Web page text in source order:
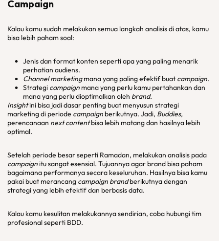
Campaign
Kalau kamu sudah melakukan semua langkah analisis di atas, kamu
bisa lebih paham soal:
Jenis dan format konten seperti apa yang paling menarik
perhatian audiens.
Channel marketingmana yang paling efektif buat campaign.
Strategi campaign mana yang perlu kamu pertahankan dan
mana yang perlu dioptimalkan oleh brand.
Insightini bisa jadi dasar penting buat menyusun strategi
marketing di periode campaign berikutnya. Jadi, Buddies,
perencanaan next contentbisa lebih matang dan hasilnya lebih
optimal.
Setelah periode besar seperti Ramadan, melakukan analisis pada
campaignitu sangat esensial. Tujuannya agar brand bisa paham
bagaimana performanya secara keseluruhan. Hasilnya bisa kamu
pakai buat merancang campaign brandberikutnya dengan
strategi yang lebih efektif dan berbasis data.
Kalau kamu kesulitan melakukannyasendirian, coba hubungi tim
profesional seperti BDD.